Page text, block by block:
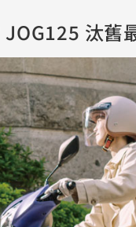
MT-09
MT-07
550+
MT-
CYGNUS XR
CYGNUS X
125
FORCE 2.0
我
汰舊